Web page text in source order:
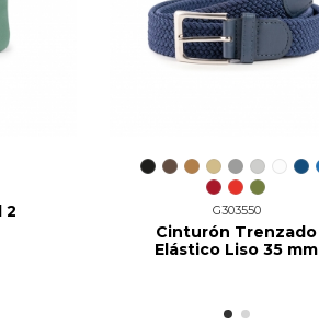
2
G303550
Cinturón Trenzado
Elástico Liso 35 mm